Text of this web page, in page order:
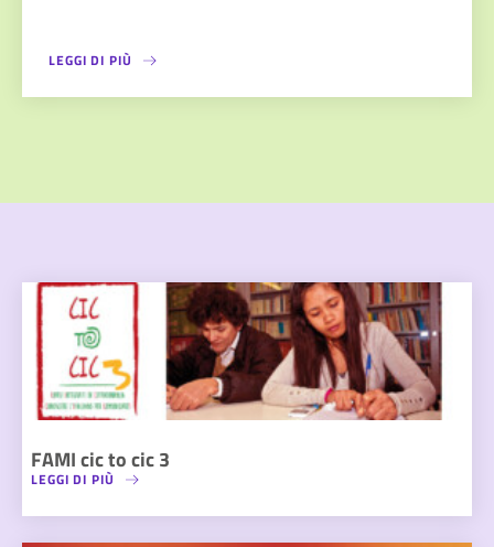
LEGGI DI PIÙ
FAMI cic to cic 3
LEGGI DI PIÙ